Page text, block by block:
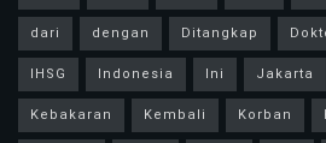
dari
dengan Ditangkap
IHSG
Indonesia Ini Jakarta
Kebakaran
Kembali Korban